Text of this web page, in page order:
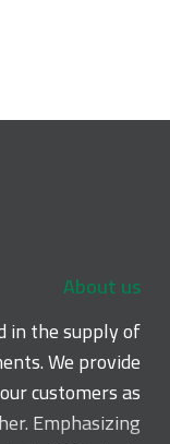
About us
in the supply of
We provide
customers as
Emphasizing